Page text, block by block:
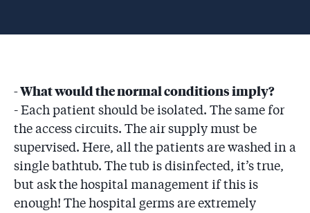
- What would the normal conditions imply?
- Each patient should be isolated. The same for
the access circuits. The air supply must be
supervised. Here, all the patients are washed in a
single bathtub. The tub is disinfected, it’s true,
but ask the hospital management if this is
enough! The hospital germs are extremely